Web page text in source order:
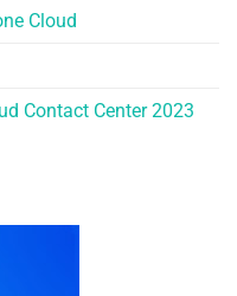
Cloud
Contact Center 2023